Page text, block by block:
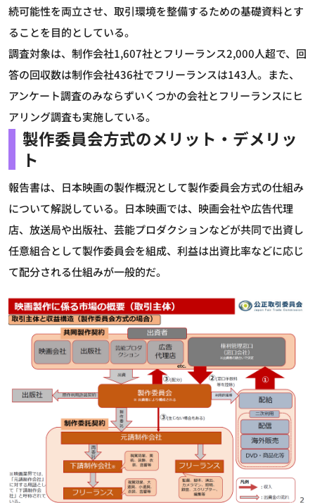
続可能性を両立させ、取引環境を整備するための基礎資料とす
ることを目的としている。
調査対象は、制作会社1,607社とフリーランス2,000人超で、回
答の回収数は制作会社436社でフリーランスは143人。また、
アンケート調査のみならずいくつかの会社とフリーランスにヒ
アリング調査も実施している。
製作委員会方式のメリット・デメリッ
ト
報告書は、日本映画の製作概況として製作委員会方式の仕組み
について解説している。日本映画では、映画会社や広告代理
店、放送局や出版社、芸能プロダクションなどが共同で出資し
任意組合として製作委員会を組成、利益は出資比率などに応じ
て配分される仕組みが一般的だ。